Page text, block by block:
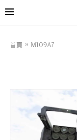
首頁 » M109A7